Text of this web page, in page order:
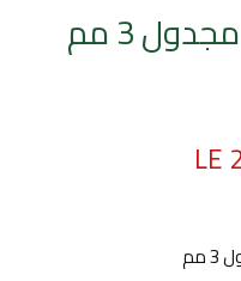
سلك نحاس CU / PVC مجدول 3 مم
LE